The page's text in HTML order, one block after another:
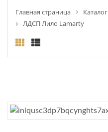
Главная страница Каталог
ЛДСП Лило Lamarty